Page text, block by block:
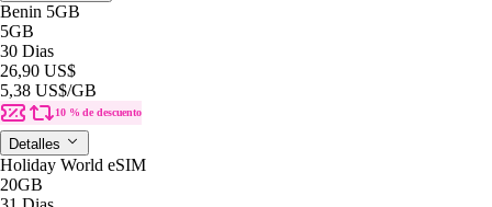
Benin 5GB
5GB
30 Dias
26,90 US$
5,38 US$/GB
10 % de descuento
Detalles
Holiday World eSIM
20GB